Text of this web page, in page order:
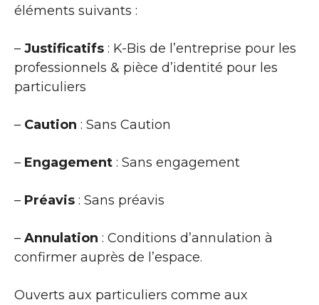
éléments suivants :
– Justificatifs : K-Bis de l’entreprise pour les
professionnels & pièce d’identité pour les
particuliers
– Caution : Sans Caution
– Engagement : Sans engagement
– Préavis : Sans préavis
– Annulation : Conditions d’annulation à
confirmer auprès de l’espace.
Ouverts aux particuliers comme aux